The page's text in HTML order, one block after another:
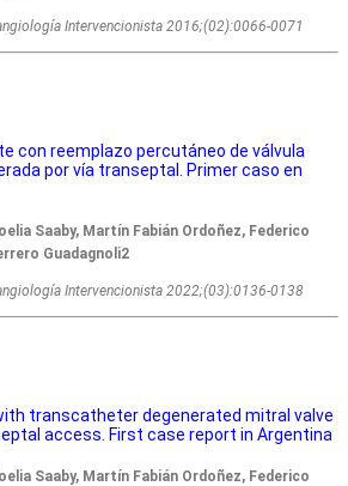
Intervencionista 2016;(02):0066-0071
con reemplazo percutáneo de válvula
por vía transeptal. Primer caso en
Saaby, Martín Fabián Ordoñez, Federico
Guadagnoli2
Intervencionista 2022;(03):0136-0138
transcatheter degenerated mitral valve
access. First case report in Argentina
Saaby, Martín Fabián Ordoñez, Federico